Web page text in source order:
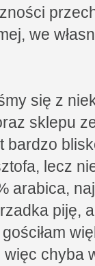
we
się z
sklepu
bardzo
lecz
arabica,
piję,
chyba